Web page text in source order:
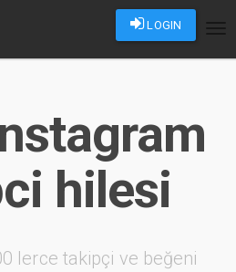
LOGIN
hilesi
lerce takipçi ve beğeni